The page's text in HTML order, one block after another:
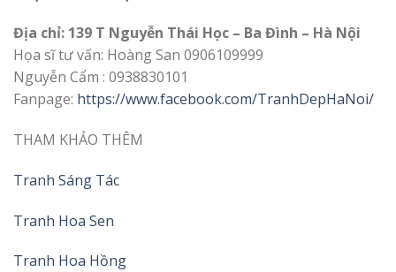
Địa chỉ: 139 T Nguyễn Thái Học – Ba Đình – Hà Nội
Họa sĩ tư vấn: Hoàng San 0906109999
Nguyễn Cẩm : 0938830101
Fanpage: https://www.facebook.com/TranhDepHaNoi/
THAM KHẢO THÊM
Tranh Sáng Tác
Tranh Hoa Sen
Tranh Hoa Hồng